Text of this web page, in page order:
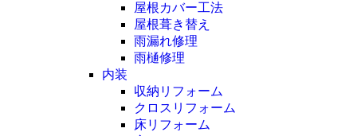
屋根カバー工法
屋根葺き替え
雨漏れ修理
雨樋修理
内装
収納リフォーム
クロスリフォーム
床リフォーム